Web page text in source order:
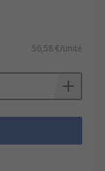
56,58 €/unité